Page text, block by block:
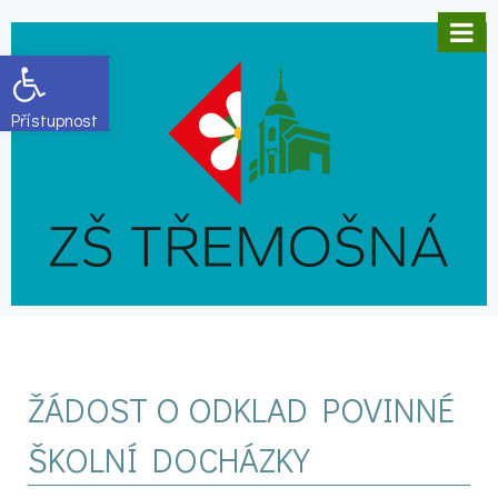
Open toolbar
ŽÁDOST O ODKLAD POVINNÉ
ŠKOLNÍ DOCHÁZKY